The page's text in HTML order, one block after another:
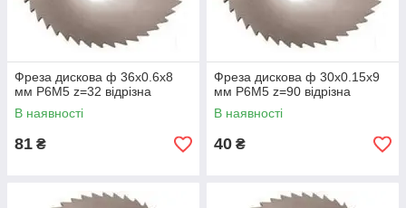
Фреза дискова ф 36х0.6х8
мм Р6М5 z=32 відрізна
В наявності
81 ₴
Фреза дискова ф 30х0.15х9
мм Р6М5 z=90 відрізна
В наявності
40 ₴